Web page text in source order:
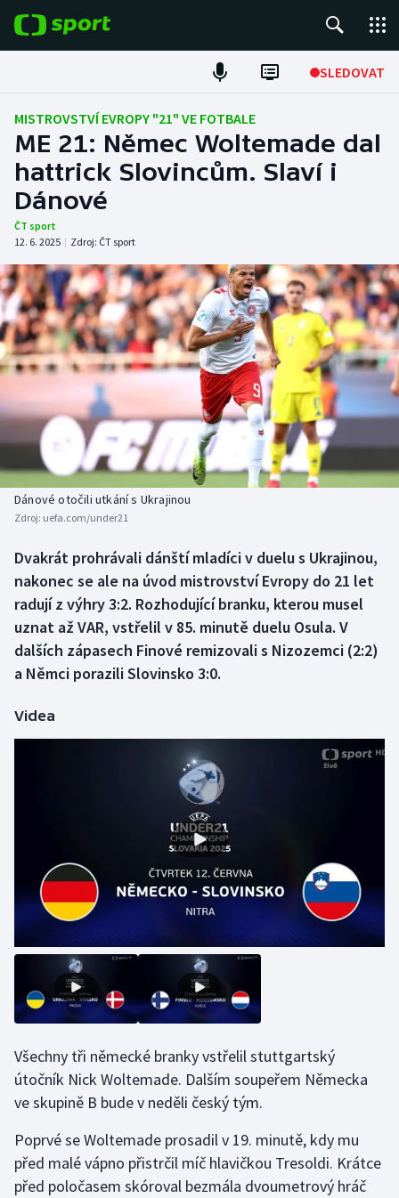
SLEDOVAT
Fotbal
Hokej
Tenis
Atletika
Cyklistika
DALŠÍ SPORTY
Americký fotbal
Baseball a softbal
Basketbal
Biatlon
Box
Curling
Dostihy
Florbal
Házená
Jezdectví
Krasobruslení
Lezení
Lyže a snowboard
Moderní pětiboj
Motorsport
NEPŘEHLÉDNĚTE
Soutěže
Historické návraty
Aplikace ČT sport
MISTROVSTVÍ EVROPY "21" VE FOTBALE
ME 21: Němec Woltemade dal
hattrick Slovincům. Slaví i
Dánové
ČT sport
12. 6. 2025 | Zdroj: ČT sport
Dánové otočili utkání s Ukrajinou
Zdroj: uefa.com/under21
Dvakrát prohrávali dánští mladíci v duelu s Ukrajinou,
nakonec se ale na úvod mistrovství Evropy do 21 let
radují z výhry 3:2. Rozhodující branku, kterou musel
uznat až VAR, vstřelil v 85. minutě duelu Osula. V
dalších zápasech Finové remizovali s Nizozemci (2:2)
a Němci porazili Slovinsko 3:0.
Videa
Všechny tři německé branky vstřelil stuttgartský
útočník Nick Woltemade. Dalším soupeřem Německa
ve skupině B bude v neděli český tým.
Poprvé se Woltemade prosadil v 19. minutě, kdy mu
před malé vápno přistrčil míč hlavičkou Tresoldi. Krátce
před poločasem skóroval bezmála dvoumetrový hráč